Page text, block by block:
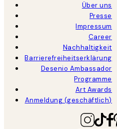
Über uns
Presse
Impressum
Career
Nachhaltigkeit
Barrierefreiheitserklärung
Desenio Ambassador
Programme
Art Awards
Anmeldung (geschäftlich)